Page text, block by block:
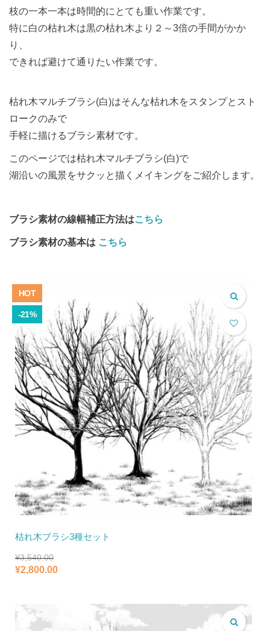
枝の一本一本は時間的にとても重い作業です。
特に白の枯れ木は黒の枯れ木より２～3倍の手間がかか
り、
できれば避けて通りたい作業です。
枯れ木マルチブラシ(白)はそんな枯れ木をスタンプとスト
ロークのみで
手軽に描けるブラシ素材です。
このページでは枯れ木マルチブラシ(白)で
湖沿いの風景をサクッと描くメイキングをご紹介します。
ブラシ素材の線幅補正方法はこちら
ブラシ素材の基本は こちら
HOT
-21%
枯れ木ブラシ3種セット
¥3,540.00
元
は
¥3,540.00
¥2,800.00